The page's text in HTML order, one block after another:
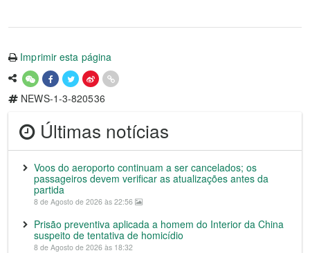
Imprimir esta página
NEWS-1-3-820536
Últimas notícias
Voos do aeroporto continuam a ser cancelados; os
passageiros devem verificar as atualizações antes da
partida
8 de Agosto de 2026 às 22:56
Prisão preventiva aplicada a homem do Interior da China
suspeito de tentativa de homicídio
8 de Agosto de 2026 às 18:32